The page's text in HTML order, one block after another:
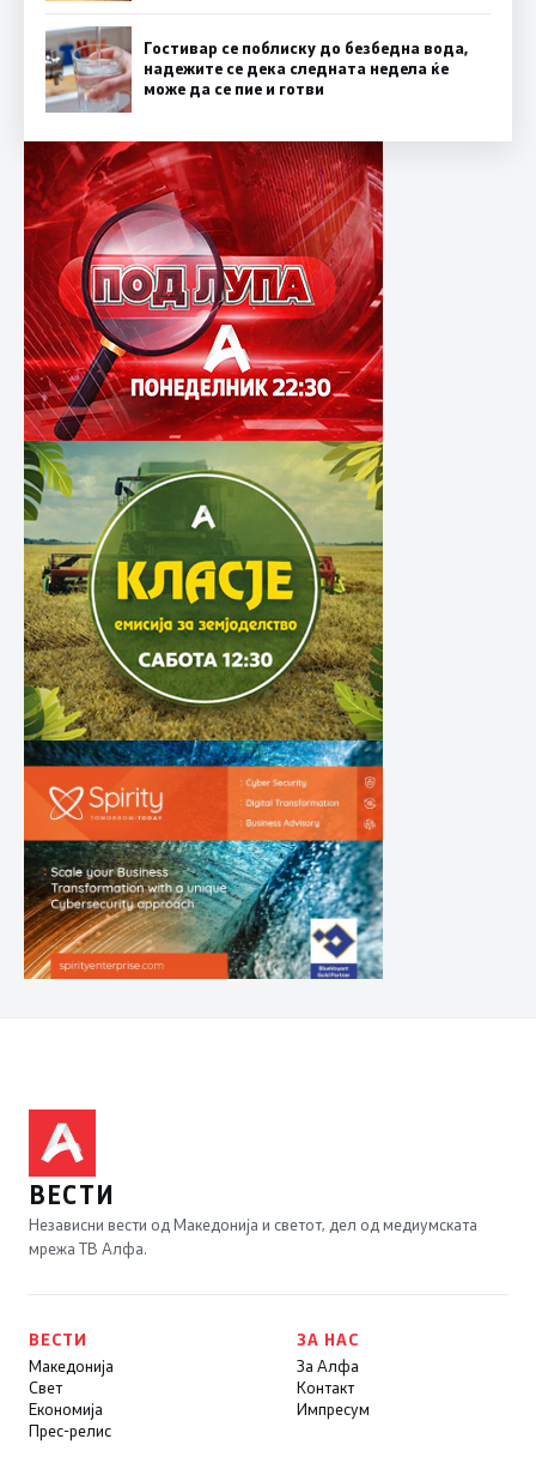
Гостивар се поблиску до безбедна вода,
надежите се дека следната недела ќе
може да се пие и готви
ВЕСТИ
Независни вести од Македонија и светот, дел од медиумската
мрежа ТВ Алфа.
ВЕСТИ
Македонија
Свет
Економија
Прес-релис
ЗА НАС
За Алфа
Контакт
Импресум